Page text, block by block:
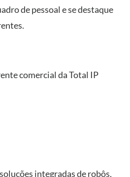
de pessoal e se destaque
comercial da Total IP
integradas de robôs,